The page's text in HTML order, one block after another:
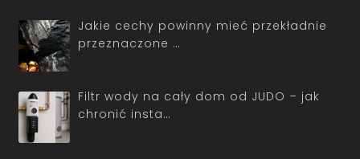
Jakie cechy powinny mieć przekładnie
przeznaczone …
Filtr wody na cały dom od JUDO – jak
chronić insta…